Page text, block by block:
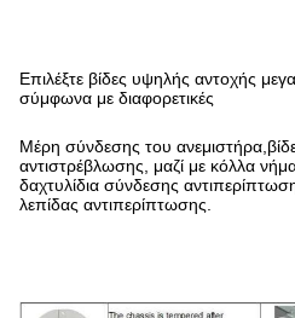
Επιλέξτε βίδες υψηλής αντοχής
σύμφωνα με διαφορετικές
Μέρη σύνδεσης του
αντιστρέβλωσης, μαζί με κόλλα
δαχτυλίδια σύνδεσης
λεπίδας αντιπερίπτωσης.